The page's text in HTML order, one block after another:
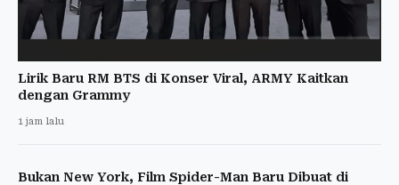
Lirik Baru RM BTS di Konser Viral, ARMY Kaitkan
dengan Grammy
1 jam lalu
Bukan New York, Film Spider-Man Baru Dibuat di